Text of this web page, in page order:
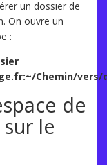
un dossier de
On ouvre un
:
Chemin/vers/
de
le